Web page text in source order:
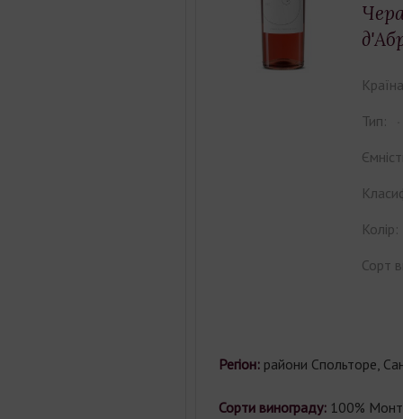
Тип:
Колір:
Сорт
Регіон: райони Спольторе,
Сорти винограду: 100%